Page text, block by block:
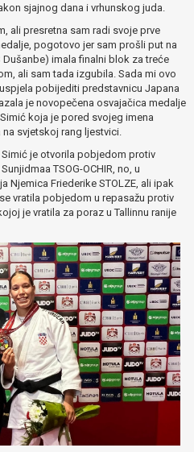
sjajnog dana i vrhunskog juda.
ali presretna sam radi svoje prve
pogotovo jer sam prošli put na
Dušanbe) imala finalni blok za treće
ali sam tada izgubila. Sada mi ovo
pobijediti predstavnicu Japana
je novopečena osvajačica medalje
koja je pored svojeg imena
svjetskoj rang ljestvici.
je otvorila pobjedom protiv
TSOG-OCHIR, no, u
Njemica Friederike STOLZE, ali ipak
vratila pobjedom u repasažu protiv
je vratila za poraz u Tallinnu ranije